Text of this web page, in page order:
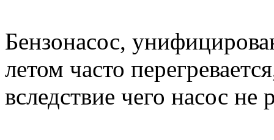
Бензонасос,
летом часто
вследствие чего насос не